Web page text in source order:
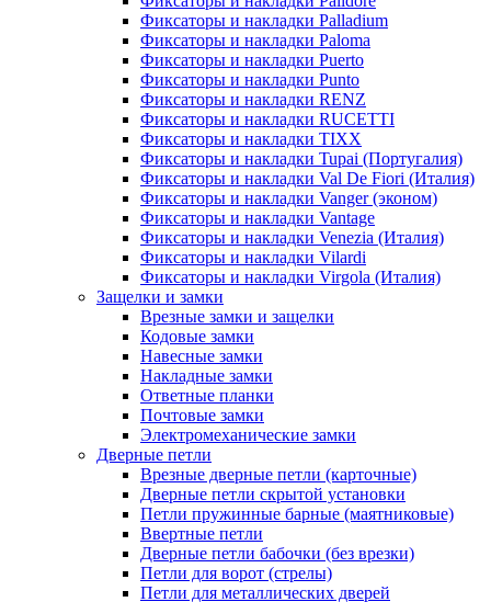
Фиксаторы и накладки Palladium
Фиксаторы и накладки Paloma
Фиксаторы и накладки Puerto
Фиксаторы и накладки Punto
Фиксаторы и накладки RENZ
Фиксаторы и накладки RUCETTI
Фиксаторы и накладки TIXX
Фиксаторы и накладки Tupai (Португалия)
Фиксаторы и накладки Val De Fiori (Италия)
Фиксаторы и накладки Vanger (эконом)
Фиксаторы и накладки Vantage
Фиксаторы и накладки Venezia (Италия)
Фиксаторы и накладки Vilardi
Фиксаторы и накладки Virgola (Италия)
Защелки и замки
Врезные замки и защелки
Кодовые замки
Навесные замки
Накладные замки
Ответные планки
Почтовые замки
Электромеханические замки
Дверные петли
Врезные дверные петли (карточные)
Дверные петли скрытой установки
Петли пружинные барные (маятниковые)
Ввертные петли
Дверные петли бабочки (без врезки)
Петли для ворот (стрелы)
Петли для металлических дверей